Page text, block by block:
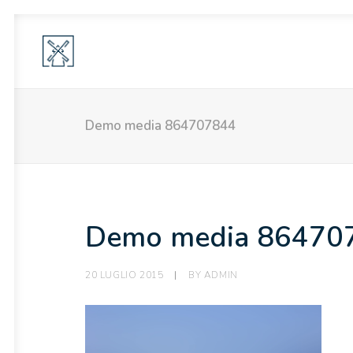
Demo media 864707844
Demo media
20 LUGLIO 2015 | BY ADMIN